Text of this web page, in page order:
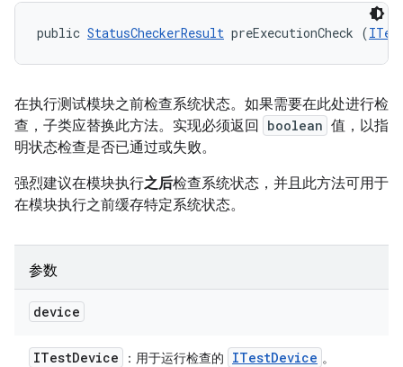
public StatusCheckerResult preExecutionCheck (
在执行测试模块之前检查系统状态。如果需要在此处进行检
查，子类应替换此方法。实现必须返回
boolean 值，以指
明状态检查是否已通过或失败。
强烈建议在模块执行之后检查系统状态，并且此方法可用于
在模块执行之前缓存特定系统状态。
参数
device
ITestDevice ：用于运行检查的 ITestDevice 。